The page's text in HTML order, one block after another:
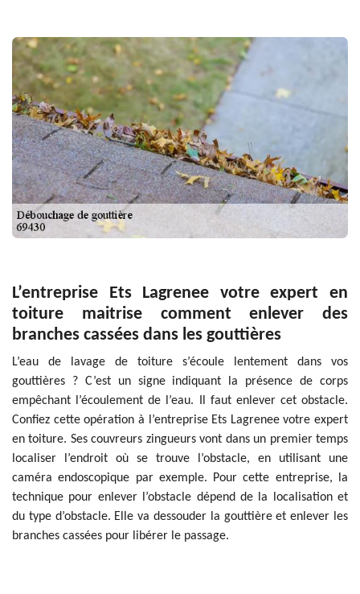
L’entreprise Ets Lagrenee votre expert en
toiture maitrise comment enlever des
branches cassées dans les gouttières
L’eau de lavage de toiture s’écoule lentement dans vos
gouttières ? C’est un signe indiquant la présence de corps
empêchant l’écoulement de l’eau. Il faut enlever cet obstacle.
Confiez cette opération à l’entreprise Ets Lagrenee votre expert
en toiture. Ses couvreurs zingueurs vont dans un premier temps
localiser l’endroit où se trouve l’obstacle, en utilisant une
caméra endoscopique par exemple. Pour cette entreprise, la
technique pour enlever l’obstacle dépend de la localisation et
du type d’obstacle. Elle va dessouder la gouttière et enlever les
branches cassées pour libérer le passage.